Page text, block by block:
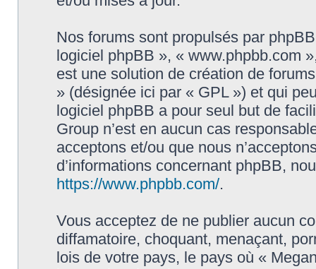
Nos forums sont propulsés par
logiciel phpBB », « www.phpbb.com
est une solution de création de
» (désignée ici par « GPL ») et qui
logiciel phpBB a pour seul but de
Group n’est en aucun cas
acceptons et/ou que nous
d’informations concernant phpBB,
https://www.phpbb.com/.
Vous acceptez de ne publier aucun
diffamatoire, choquant, menaçant,
lois de votre pays, le pays où «